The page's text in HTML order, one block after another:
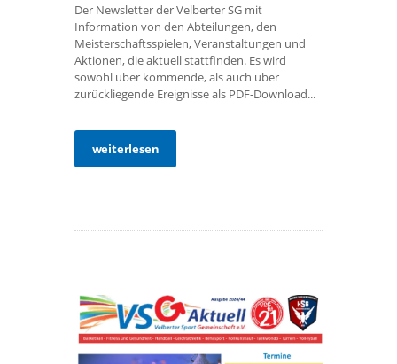
Der Newsletter der Velberter SG mit
Information von den Abteilungen, den
Meisterschaftsspielen, Veranstaltungen und
Aktionen, die aktuell stattfinden. Es wird
sowohl über kommende, als auch über
zurückliegende Ereignisse als PDF-Download...
weiterlesen